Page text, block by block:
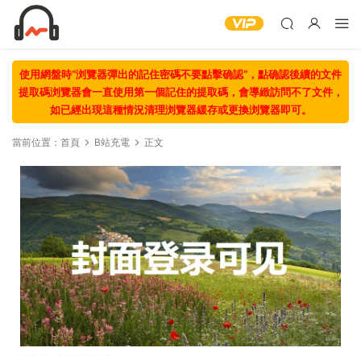
使用網盤時“浏覽器彈出的記住密碼不要點擊确認“，點确認後續的文件
提取碼浏覽器會一直使用第一個記住的提取碼，會導緻訪問不了文件，
如已經出現這種情況清理浏覽器緩存或更換浏覽器即可。
當前位置： 首頁 B站充電 正文